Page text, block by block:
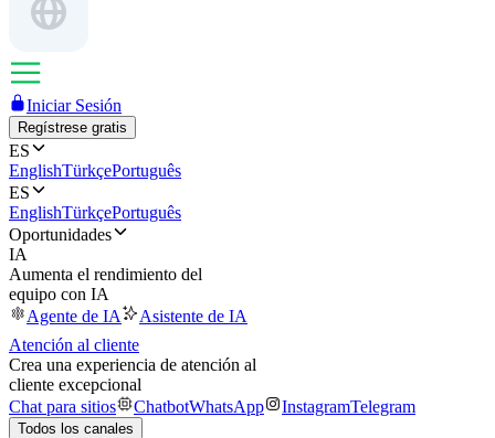
Iniciar Sesión
Regístrese gratis
ES
EnglishTürkçePortuguês
ES
EnglishTürkçePortuguês
Oportunidades
IA
Aumenta el rendimiento del
equipo con IA
Agente de IA
Asistente de IA
Atención al cliente
Crea una experiencia de atención al
cliente excepcional
Chat para sitios
ChatbotWhatsApp InstagramTelegram
Todos los canales